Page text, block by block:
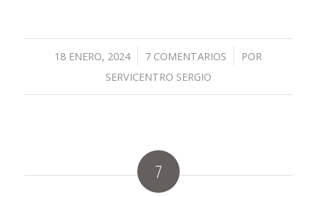
18 ENERO, 2024
/ 7 COMENTARIOS
/
POR
SERVICENTRO SERGIO
7